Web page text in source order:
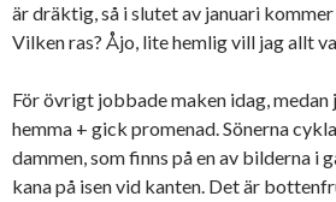
är dräktig, så i slutet av januari
Vilken ras? Åjo, lite hemlig vill jag allt
För övrigt jobbade maken idag, medan
hemma + gick promenad. Sönerna
dammen, som finns på en av bilderna i
kana på isen vid kanten. Det är